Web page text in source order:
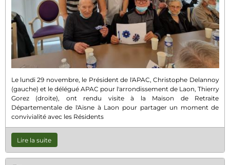
Le lundi 29 novembre, le Président de l'APAC, Christophe Delannoy
(gauche) et le délégué APAC pour l'arrondissement de Laon, Thierry
Gorez (droite), ont rendu visite à la Maison de Retraite
Départementale de l'Aisne à Laon pour partager un moment de
convivialité avec les Résidents
Lire la suite